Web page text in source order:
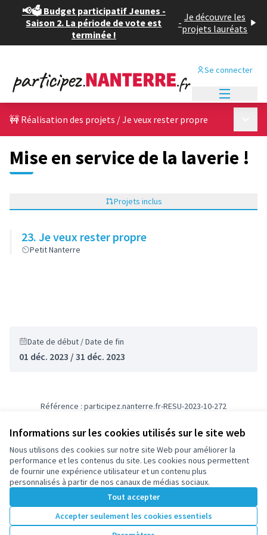
Informations sur les cookies utilisés sur le site web
Nous utilisons des cookies sur notre site Web pour améliorer la
performance et les contenus du site. Les cookies nous permettent
de fournir une expérience utilisateur et un contenu plus
personnalisés à partir de nos canaux de médias sociaux.
Tout accepter
Accepter seulement les cookies essentiels
📢🗳️ Budget participatif Jeunes -
Saison 2. La période de vote est
terminée !
- Je découvre les
projets lauréats
Se connecter
🚧 Réalisation des projets /Je veux rester propre
Mise en service de la laverie !
Projets inclus
23. Je veux rester propre
Petit Nanterre
Date de début / Date de fin
01 déc. 2023 / 31 déc. 2023
Référence : participez.nanterre.fr-RESU-2023-10-272
Conditions d'utilisation
Paramètres des cookies
participez.nanterre.fr sur X
(Lien externe)
participez.nanterre.fr sur Facebook
participez.nanterre.fr sur Instagram
participez.nanterre.fr sur YouTube
(Lien externe)
participez.nanterre.fr sur GitHub
(Lien externe)
Licence
(Lien